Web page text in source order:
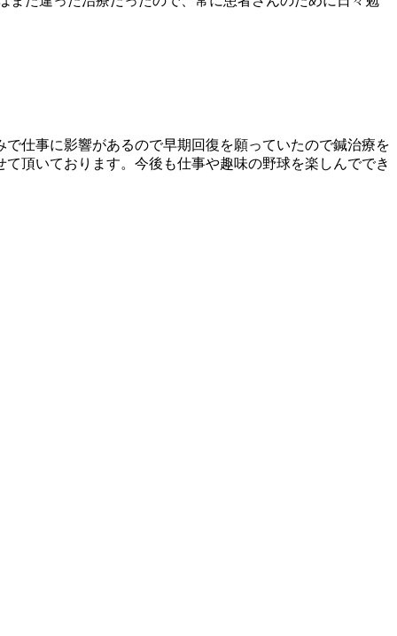
仕事に影響があるので早期回復を願っていたので鍼治療を
頂いております。今後も仕事や趣味の野球を楽しんででき